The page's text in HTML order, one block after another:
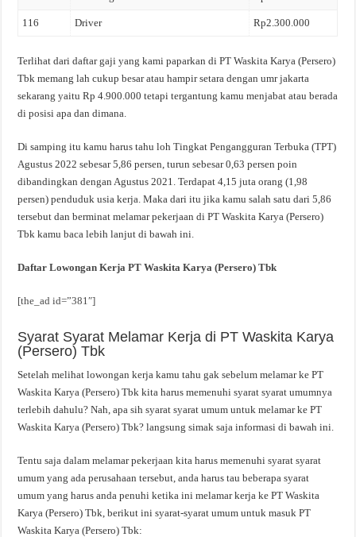
116 Driver Rp2.300.000
Terlihat dari daftar gaji yang kami paparkan di PT Waskita Karya (Persero)
Tbk memang lah cukup besar atau hampir setara dengan umr jakarta
sekarang yaitu Rp 4.900.000 tetapi tergantung kamu menjabat atau berada
di posisi apa dan dimana.
Di samping itu kamu harus tahu loh Tingkat Pengangguran Terbuka (TPT)
Agustus 2022 sebesar 5,86 persen, turun sebesar 0,63 persen poin
dibandingkan dengan Agustus 2021. Terdapat 4,15 juta orang (1,98
persen) penduduk usia kerja. Maka dari itu jika kamu salah satu dari 5,86
tersebut dan berminat melamar pekerjaan di PT Waskita Karya (Persero)
Tbk kamu baca lebih lanjut di bawah ini.
Daftar Lowongan Kerja PT Waskita Karya (Persero) Tbk
[the_ad id=”381″]
Syarat Syarat Melamar Kerja di PT Waskita Karya
(Persero) Tbk
Setelah melihat lowongan kerja kamu tahu gak sebelum melamar ke PT
Waskita Karya (Persero) Tbk kita harus memenuhi syarat syarat umumnya
terlebih dahulu? Nah, apa sih syarat syarat umum untuk melamar ke PT
Waskita Karya (Persero) Tbk? langsung simak saja informasi di bawah ini.
Tentu saja dalam melamar pekerjaan kita harus memenuhi syarat syarat
umum yang ada perusahaan tersebut, anda harus tau beberapa syarat
umum yang harus anda penuhi ketika ini melamar kerja ke PT Waskita
Karya (Persero) Tbk, berikut ini syarat-syarat umum untuk masuk PT
Waskita Karya (Persero) Tbk: